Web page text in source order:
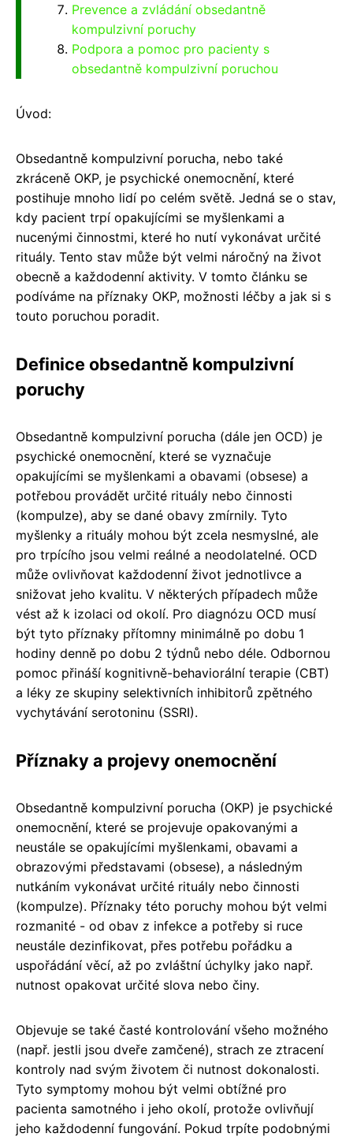
Prevence a zvládání obsedantně
kompulzivní poruchy
Podpora a pomoc pro pacienty s
obsedantně kompulzivní poruchou
Úvod:
Obsedantně kompulzivní porucha, nebo také
zkráceně OKP, je psychické onemocnění, které
postihuje mnoho lidí po celém světě. Jedná se o stav,
kdy pacient trpí opakujícími se myšlenkami a
nucenými činnostmi, které ho nutí vykonávat určité
rituály. Tento stav může být velmi náročný na život
obecně a každodenní aktivity. V tomto článku se
podíváme na příznaky OKP, možnosti léčby a jak si s
touto poruchou poradit.
Definice obsedantně kompulzivní
poruchy
Obsedantně kompulzivní porucha (dále jen OCD) je
psychické onemocnění, které se vyznačuje
opakujícími se myšlenkami a obavami (obsese) a
potřebou provádět určité rituály nebo činnosti
(kompulze), aby se dané obavy zmírnily. Tyto
myšlenky a rituály mohou být zcela nesmyslné, ale
pro trpícího jsou velmi reálné a neodolatelné. OCD
může ovlivňovat každodenní život jednotlivce a
snižovat jeho kvalitu. V některých případech může
vést až k izolaci od okolí. Pro diagnózu OCD musí
být tyto příznaky přítomny minimálně po dobu 1
hodiny denně po dobu 2 týdnů nebo déle. Odbornou
pomoc přináší kognitivně-behaviorální terapie (CBT)
a léky ze skupiny selektivních inhibitorů zpětného
vychytávání serotoninu (SSRI).
Příznaky a projevy onemocnění
Obsedantně kompulzivní porucha (OKP) je psychické
onemocnění, které se projevuje opakovanými a
neustále se opakujícími myšlenkami, obavami a
obrazovými představami (obsese), a následným
nutkáním vykonávat určité rituály nebo činnosti
(kompulze). Příznaky této poruchy mohou být velmi
rozmanité - od obav z infekce a potřeby si ruce
neustále dezinfikovat, přes potřebu pořádku a
uspořádání věcí, až po zvláštní úchylky jako např.
nutnost opakovat určité slova nebo činy.
Objevuje se také časté kontrolování všeho možného
(např. jestli jsou dveře zamčené), strach ze ztracení
kontroly nad svým životem či nutnost dokonalosti.
Tyto symptomy mohou být velmi obtížné pro
pacienta samotného i jeho okolí, protože ovlivňují
jeho každodenní fungování. Pokud trpíte podobnými